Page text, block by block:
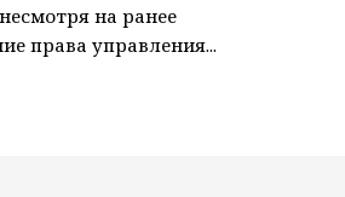
на ранее
права управления...